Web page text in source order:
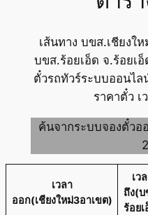
เส้นทาง บขส.เชียงใ
บขส.ร้อยเอ็ด จ.ร้อยเ
ตั๋วรถทัวร์ระบบออนไล
ราคาตั๋ว เ
ค้นจากระบบจองตั๋วอ
เวลา
ออก(เชียงใหม่3อาเขต)
เว
ถึง(บ
ร้อย